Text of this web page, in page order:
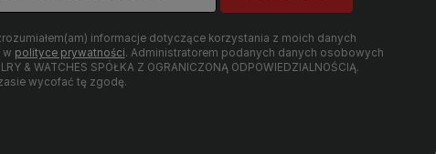
informacje dotyczące korzystania z moich danych
w polityce prywatności. Administratorem podanych danych osobowych
& WATCHES SPÓŁKA Z OGRANICZONĄ ODPOWIEDZIALNOŚCIĄ.
wycofać tę zgodę.